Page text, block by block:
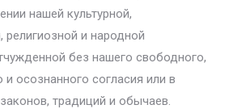
нашей культурной,
религиозной и народной
без нашего свободного,
и осознанного согласия или в
традиций и обычаев.